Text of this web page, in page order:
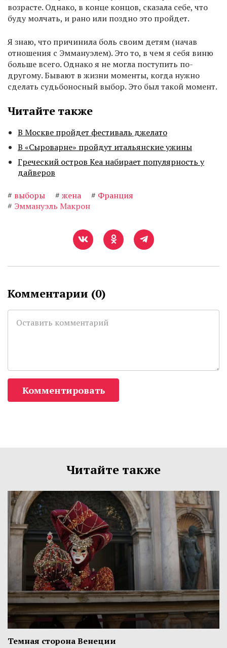
возрасте. Однако, в конце концов, сказала себе, что
буду молчать, и рано или поздно это пройдет.
Я знаю, что причинила боль своим детям (начав
отношения с Эммануэлем). Это то, в чем я себя виню
больше всего. Однако я не могла поступить по-
другому. Бывают в жизни моменты, когда нужно
сделать судьбоносный выбор. Это был такой момент.
Читайте также
В Москве пройдет фестиваль джелато
В «Сыроварне» пройдут итальянские ужины
Греческий остров Кеа набирает популярность у
дайверов
# выборы # жена # Франция
# Эммануэль Макрон
Комментарии (0)
Комментировать
Читайте также
Темная сторона Венеции